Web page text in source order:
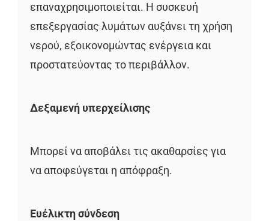
επαναχρησιμοποιείται. Η συσκευή
επεξεργασίας λυμάτων αυξάνει τη χρήση
νερού, εξοικονομώντας ενέργεια και
προστατεύοντας το περιβάλλον.
Δεξαμενή υπερχείλισης
Μπορεί να αποβάλει τις ακαθαρσίες για
να αποφεύγεται η απόφραξη.
Ευέλικτη σύνδεση